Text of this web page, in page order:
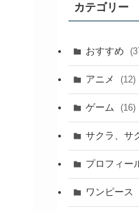
カテゴリー
おすすめ
アニメ (12)
ゲーム (16)
サクラ、サ
プロフィー
ワンピース